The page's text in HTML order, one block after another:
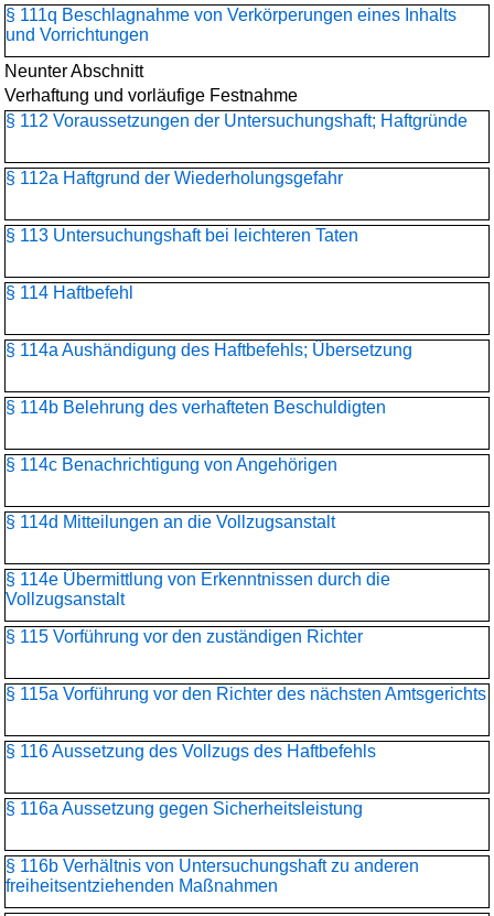
§ 111q Beschlagnahme von Verkörperungen eines Inhalts
und Vorrichtungen
Neunter Abschnitt
Verhaftung und vorläufige Festnahme
§ 112 Voraussetzungen der Untersuchungshaft; Haftgründe
§ 112a Haftgrund der Wiederholungsgefahr
§ 113 Untersuchungshaft bei leichteren Taten
§ 114 Haftbefehl
§ 114a Aushändigung des Haftbefehls; Übersetzung
§ 114b Belehrung des verhafteten Beschuldigten
§ 114c Benachrichtigung von Angehörigen
§ 114d Mitteilungen an die Vollzugsanstalt
§ 114e Übermittlung von Erkenntnissen durch die
Vollzugsanstalt
§ 115 Vorführung vor den zuständigen Richter
§ 115a Vorführung vor den Richter des nächsten Amtsgerichts
§ 116 Aussetzung des Vollzugs des Haftbefehls
§ 116a Aussetzung gegen Sicherheitsleistung
§ 116b Verhältnis von Untersuchungshaft zu anderen
freiheitsentziehenden Maßnahmen